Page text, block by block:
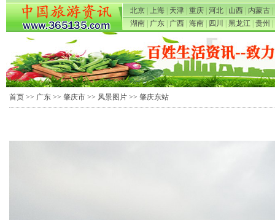
北京 上海 天津 重庆 河北 山西 内蒙古
湖南
广东 广西 海南 四川 黑龙江 贵州
首页 >> 广东 >> 肇庆市 >> 风景图片 >> 肇庆东站